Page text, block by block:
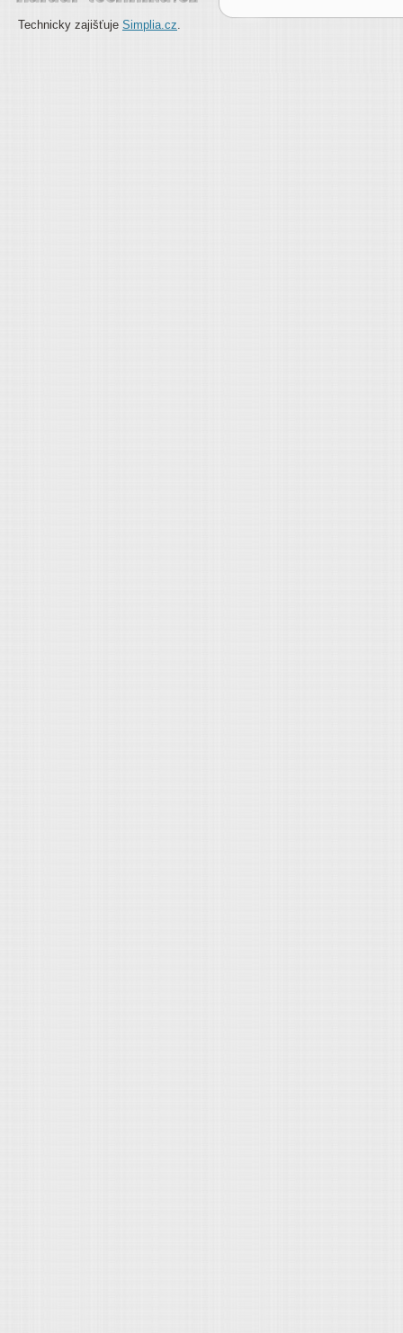
Technicky zajišťuje Simplia.cz.